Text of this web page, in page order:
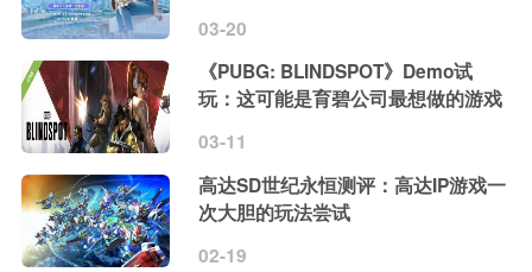
03-20
《PUBG: BLINDSPOT》Demo试
玩：这可能是育碧公司最想做的游戏
03-11
高达SD世纪永恒测评：高达IP游戏一
次大胆的玩法尝试
02-19